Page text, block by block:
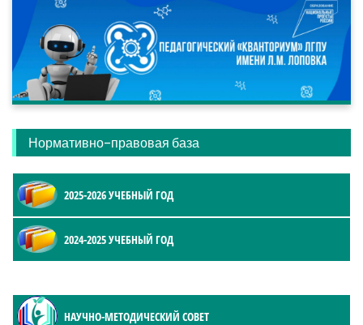
Нормативно-правовая база
2025-2026 УЧЕБНЫЙ ГОД
2024-2025 УЧЕБНЫЙ ГОД
НАУЧНО-МЕТОДИЧЕСКИЙ СОВЕТ